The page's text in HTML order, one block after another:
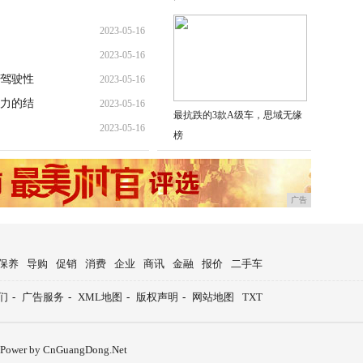
2023-05-16
2023-05-16
驶性 2023-05-16
的结 2023-05-16
2023-05-16
最抗跌的3款A级车，思域无缘
榜
广告
养 导购 促销 消费 企业 商讯 金融 报价 二手车
- 广告服务 - XML地图 - 版权声明 - 网站地图 TXT
Power by CnGuangDong.Net